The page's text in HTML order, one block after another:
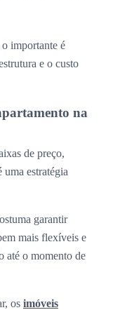
importante é
e o custo
na
de preço,
uma estratégia
garantir
mais flexíveis e
até o momento de
os imóveis